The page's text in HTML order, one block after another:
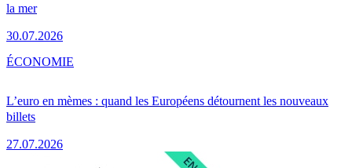
la mer
30.07.2026
L’euro en mèmes : quand les Européens détournent les nouveaux
billets
27.07.2026
ÉCONOMIE